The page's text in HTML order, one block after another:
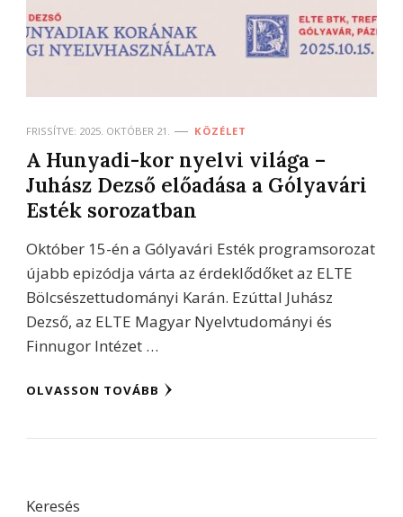
FRISSÍTVE: 2025. OKTÓBER 21. KÖZÉLET
A Hunyadi-kor nyelvi világa –
Juhász Dezső előadása a Gólyavári
Esték sorozatban
Október 15-én a Gólyavári Esték programsorozat
újabb epizódja várta az érdeklődőket az ELTE
Bölcsészettudományi Karán. Ezúttal Juhász
Dezső, az ELTE Magyar Nyelvtudományi és
Finnugor Intézet …
OLVASSON TOVÁBB
Keresés